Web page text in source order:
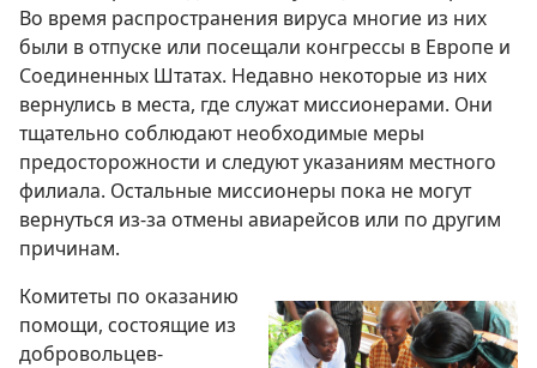
Во время распространения вируса многие из них
были в отпуске или посещали конгрессы в Европе и
Соединенных Штатах. Недавно некоторые из них
вернулись в места, где служат миссионерами. Они
тщательно соблюдают необходимые меры
предосторожности и следуют указаниям местного
филиала. Остальные миссионеры пока не могут
вернуться из-за отмены авиарейсов или по другим
причинам.
Комитеты по оказанию
помощи, состоящие из
добровольцев-